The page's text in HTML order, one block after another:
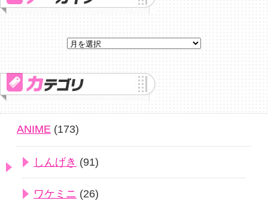
ANIME (173)
しんげき (91)
ワケミニ (26)